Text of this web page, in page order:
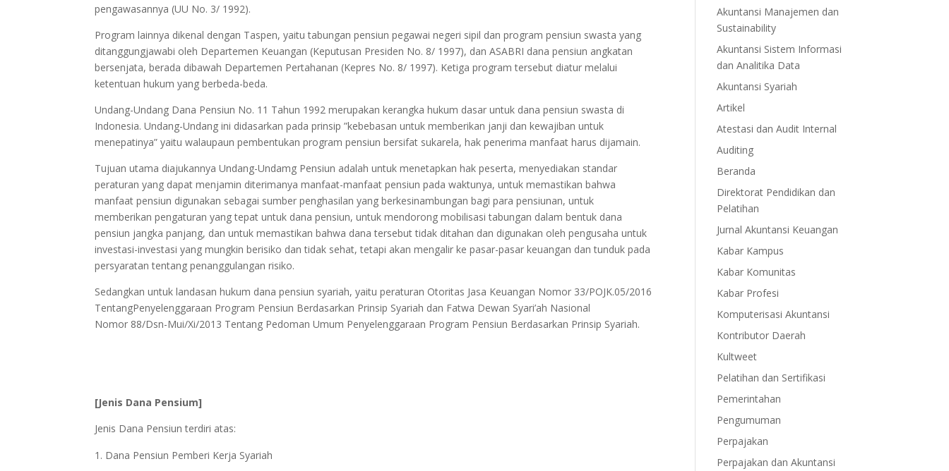
pengawasannya (UU No. 3/ 1992).
Program lainnya dikenal dengan Taspen, yaitu tabungan pensiun pegawai negeri sipil dan program pensiun swasta yang
ditanggungjawabi oleh Departemen Keuangan (Keputusan Presiden No. 8/ 1997), dan ASABRI dana pensiun angkatan
bersenjata, berada dibawah Departemen Pertahanan (Kepres No. 8/ 1997). Ketiga program tersebut diatur melalui
ketentuan hukum yang berbeda-beda.
Undang-Undang Dana Pensiun No. 11 Tahun 1992 merupakan kerangka hukum dasar untuk dana pensiun swasta di
Indonesia. Undang-Undang ini didasarkan pada prinsip ”kebebasan untuk memberikan janji dan kewajiban untuk
menepatinya” yaitu walaupaun pembentukan program pensiun bersifat sukarela, hak penerima manfaat harus dijamain.
Tujuan utama diajukannya Undang-Undamg Pensiun adalah untuk menetapkan hak peserta, menyediakan standar
peraturan yang dapat menjamin diterimanya manfaat-manfaat pensiun pada waktunya, untuk memastikan bahwa
manfaat pensiun digunakan sebagai sumber penghasilan yang berkesinambungan bagi para pensiunan, untuk
memberikan pengaturan yang tepat untuk dana pensiun, untuk mendorong mobilisasi tabungan dalam bentuk dana
pensiun jangka panjang, dan untuk memastikan bahwa dana tersebut tidak ditahan dan digunakan oleh pengusaha untuk
investasi-investasi yang mungkin berisiko dan tidak sehat, tetapi akan mengalir ke pasar-pasar keuangan dan tunduk pada
persyaratan tentang penanggulangan risiko.
Sedangkan untuk landasan hukum dana pensiun syariah, yaitu peraturan Otoritas Jasa Keuangan Nomor 33/POJK.05/2016
TentangPenyelenggaraan Program Pensiun Berdasarkan Prinsip Syariah dan Fatwa Dewan Syari’ah Nasional
Nomor 88/Dsn-Mui/Xi/2013 Tentang Pedoman Umum Penyelenggaraan Program Pensiun Berdasarkan Prinsip Syariah.
[Jenis Dana Pensium]
Jenis Dana Pensiun terdiri atas:
Dana Pensiun Pemberi Kerja Syariah
Akuntansi Manajemen dan
Sustainability
Akuntansi Sistem Informasi
dan Analitika Data
Akuntansi Syariah
Artikel
Atestasi dan Audit Internal
Auditing
Beranda
Direktorat Pendidikan dan
Pelatihan
Jurnal Akuntansi Keuangan
Kabar Kampus
Kabar Komunitas
Kabar Profesi
Komputerisasi Akuntansi
Kontributor Daerah
Kultweet
Pelatihan dan Sertifikasi
Pemerintahan
Pengumuman
Perpajakan
Perpajakan dan Akuntansi